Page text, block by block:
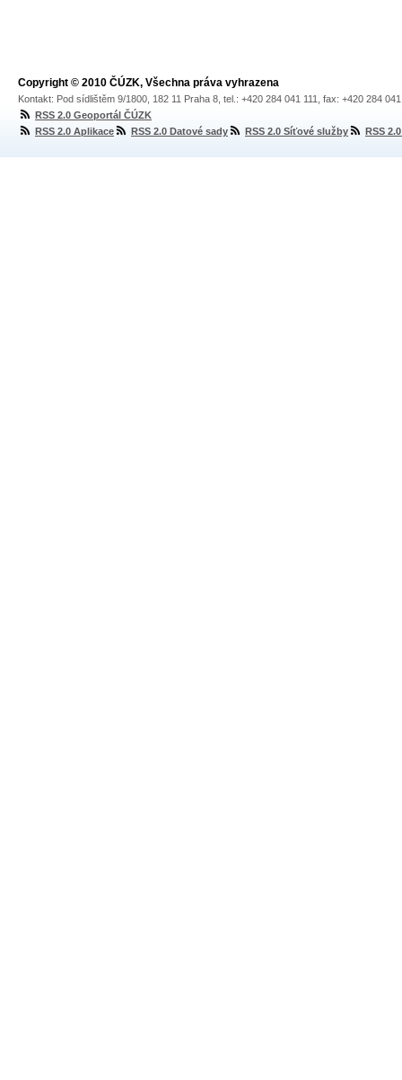
Copyright © 2010 ČÚZK, Všechna práva vyhrazena
Kontakt: Pod sídlištěm 9/1800, 182 11 Praha 8, tel.: +420 284 041 111, fax: +420 284
RSS 2.0 Geoportál ČÚZK
RSS 2.0 Aplikace
RSS 2.0 Datové sady RSS 2.0 Síťové služby RSS